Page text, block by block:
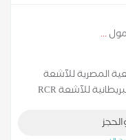
مول...
المصرية للآشعة
التشخيصية ESRNM عضو الكلية الملكية البريطانية للآشعة RCR